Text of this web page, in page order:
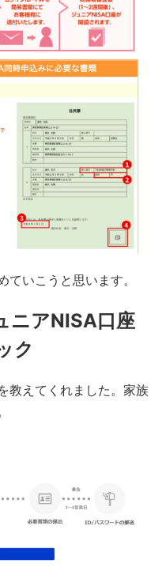
いこうと思います。
ニアNISA口座
ク
教えてくれました。家族